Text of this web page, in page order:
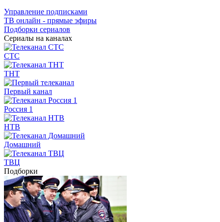
Управление подписками
ТВ онлайн - прямые эфиры
Подборки сериалов
Сериалы на каналах
СТС
ТНТ
Первый канал
Россия 1
НТВ
Домашний
ТВЦ
Подборки